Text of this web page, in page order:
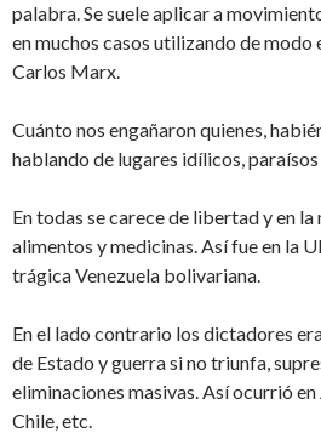
palabra. Se suele aplicar a
en muchos casos utilizando de modo
Carlos Marx.
Cuánto nos engañaron quienes,
hablando de lugares idílicos,
En todas se carece de libertad y en
alimentos y medicinas. Así fue en la
trágica Venezuela bolivariana.
En el lado contrario los dictadores
de Estado y guerra si no triunfa,
eliminaciones masivas. Así ocurrió
Chile, etc.